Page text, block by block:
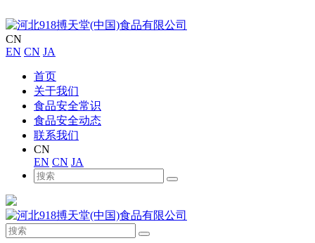
CN
EN CN JA
首页
关于我们
食品安全常识
食品安全动态
联系我们
CN
EN CN JA